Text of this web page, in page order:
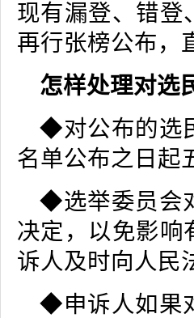
现有漏登、错登
再行张榜公布，
怎样处理对选
◆对公布的选
名单公布之日起
◆选举委员会
决定，以免影响
诉人及时向人民
◆申诉人如果